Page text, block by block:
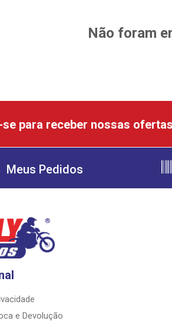
Não foram
para receber nossas
Meus Pedidos
e Devolução